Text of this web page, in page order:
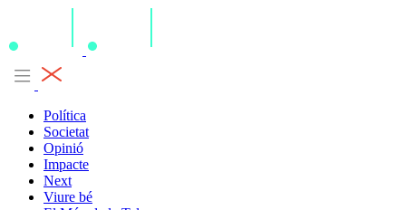
Política
Societat
Opinió
Impacte
Next
Viure bé